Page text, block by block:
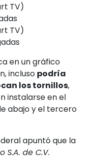
TV)
TV)
en un gráfico
incluso podría
los tornillos,
instalarse en el
abajo y el tercero
apuntó que la
S.A. de C.V.